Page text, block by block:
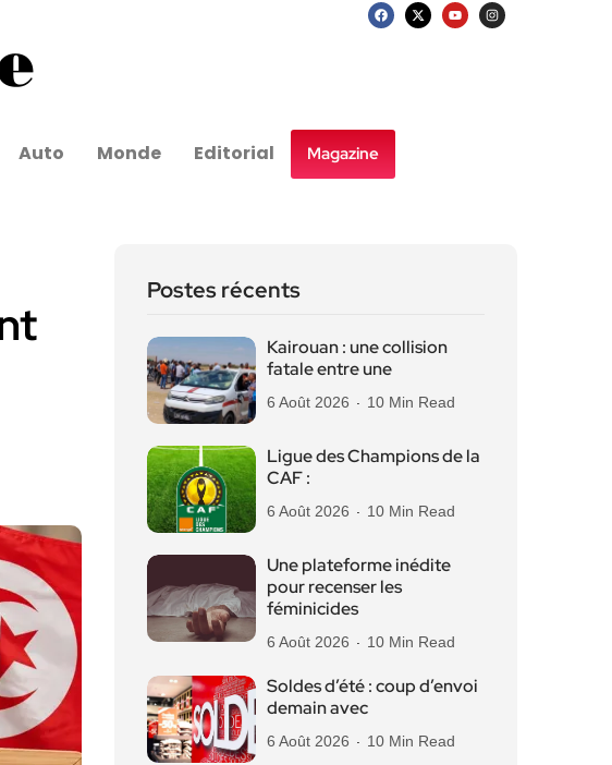
Auto Monde Editorial Magazine
Postes récents
Kairouan : une collision
fatale entre une
6 Août 2026 10 Min Read
Ligue des Champions de la
CAF :
6 Août 2026 10 Min Read
Une plateforme inédite
pour recenser les
féminicides
6 Août 2026 10 Min Read
Soldes d’été : coup d’envoi
demain avec
6 Août 2026 10 Min Read